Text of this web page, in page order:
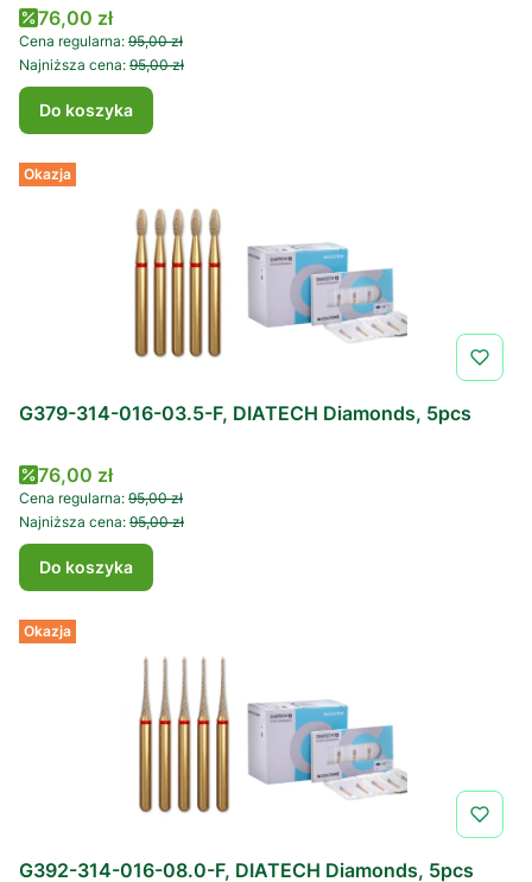
Cena promocyjna
76,00 zł
Cena regularna: 95,00 zł
Najniższa cena: 95,00 zł
Do koszyka
Okazja
G379-314-016-03.5-F, DIATECH Diamonds, 5pcs
Cena promocyjna
76,00 zł
Cena regularna: 95,00 zł
Najniższa cena: 95,00 zł
Do koszyka
Okazja
G392-314-016-08.0-F, DIATECH Diamonds, 5pcs